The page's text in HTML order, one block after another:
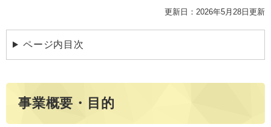
更新日：2026年5月28日更新
ページ内目次
事業概要・目的